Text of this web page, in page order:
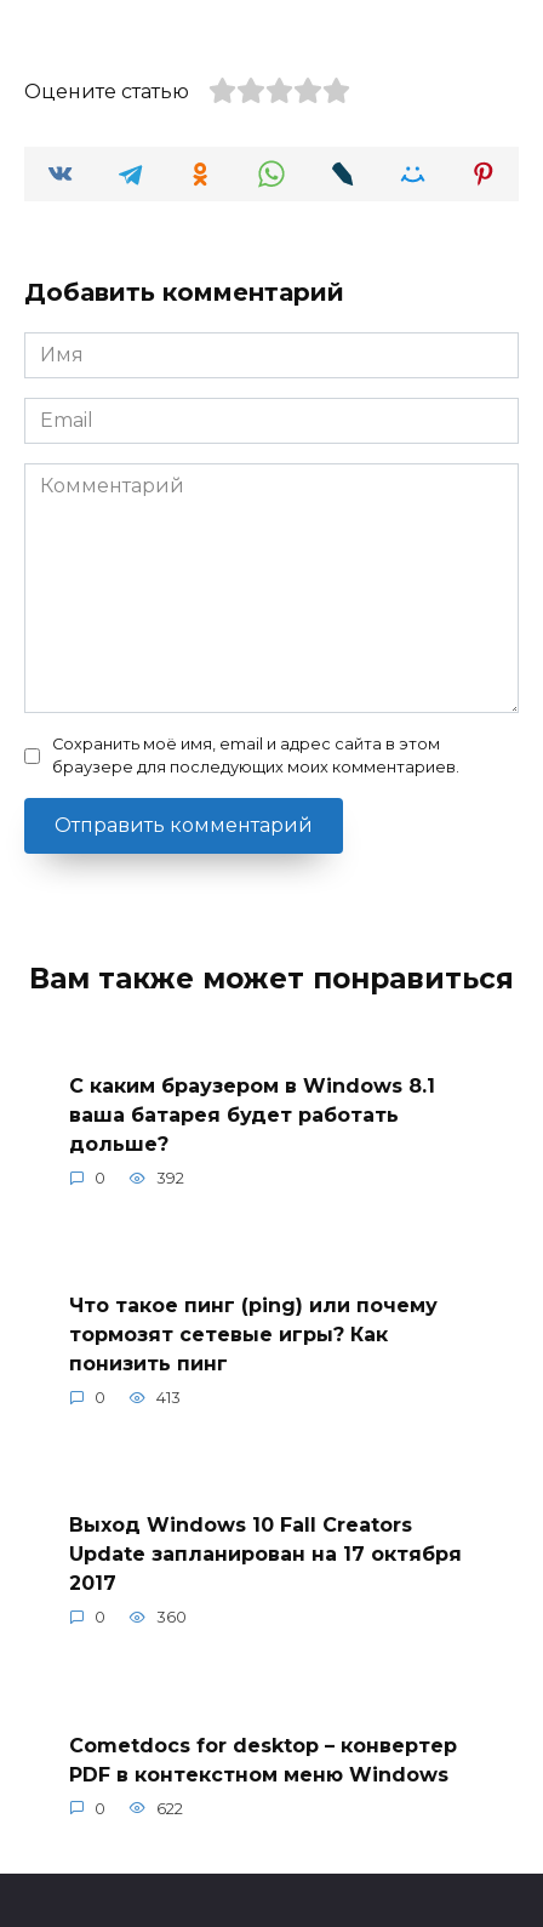
Оцените статью
Добавить комментарий
Имя
Email
Комментарий
Сохранить моё имя, email и адрес сайта в этом
браузере для последующих моих комментариев.
Вам также может понравиться
С каким браузером в Windows 8.1
ваша батарея будет работать
дольше?
0 392
Что такое пинг (ping) или почему
тормозят сетевые игры? Как
понизить пинг
0 413
Выход Windows 10 Fall Creators
Update запланирован на 17 октября
2017
0 360
Cometdocs for desktop – конвертер
PDF в контекстном меню Windows
0 622